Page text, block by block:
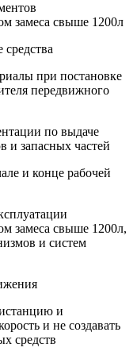
замеса свыше 1200л
при постановке
передвижного
по выдаче
и запасных частей
и конце рабочей
замеса свыше 1200л,
и систем
и
и не создавать
средств